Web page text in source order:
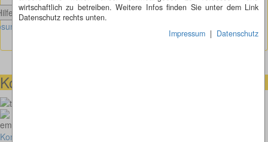
wirtschaftlich zu betreiben. Weitere Infos finden Sie unter dem Link
Datenschutz rechts unten.
Impressum | Datenschutz
anzeigen
Fotorätsel anzeigen
Kontaktmöglichkeiten
Kontakt